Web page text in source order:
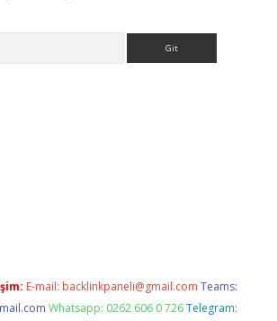
E-mail: backlinkpaneli@gmail.com Teams:
Whatsapp: 0262 606 0 726 Telegram: